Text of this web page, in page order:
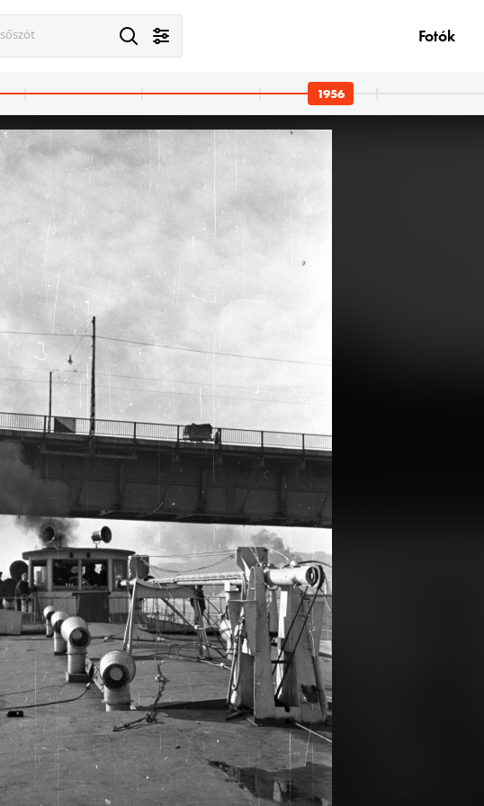
1956 · Budapest VIII.
Práter utca, kilőtt BTR-152 páncélautó.
Budapest IX.
József körút 70. és 72., balra a Nap utca.
1956 · Budapest XIV.
Erzsébet királyné útja - Róna utca sarok, általános iskola építése.
Budapest XIV.
a Füredi utcáról nézve, a 64-es villamos-végállomása.
1956 · Budapest XIV.
a 44-es villamos ekkor elkészült végállomása a Rákos-pataknál.
Fotók
1956